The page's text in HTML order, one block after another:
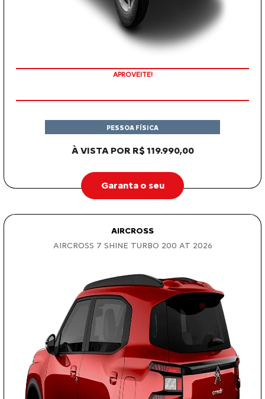
APROVEITE!
À VISTA POR R$ 119.990,00
PESSOA FÍSICA
Garanta o seu
AIRCROSS
AIRCROSS 7 SHINE TURBO 200 AT 2026